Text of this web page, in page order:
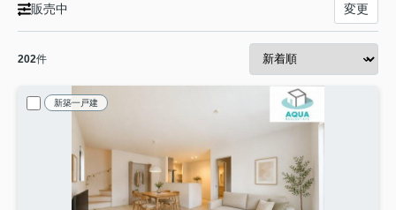
販売中 変更
202件
新築一戸建